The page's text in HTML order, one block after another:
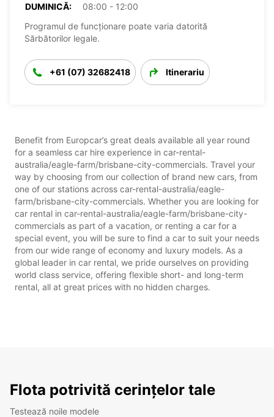
DUMINICĂ:
08:00 - 12:00
Programul de funcționare poate varia datorită
Sărbătorilor legale.
+61 (07) 32682418 Itinerariu
Benefit from Europcar’s great deals available all year round
for a seamless car hire experience in car-rental-
australia/eagle-farm/brisbane-city-commercials. Travel your
way by choosing from our collection of brand new cars, from
one of our stations across car-rental-australia/eagle-
farm/brisbane-city-commercials. Whether you are looking for
car rental in car-rental-australia/eagle-farm/brisbane-city-
commercials as part of a vacation, or renting a car for a
special event, you will be sure to find a car to suit your needs
from our wide range of economy and luxury models. As a
global leader in car rental, we pride ourselves on providing
world class service, offering flexible short- and long-term
rental, all at great prices with no hidden charges.
Flota potrivită cerințelor tale
Testează noile modele